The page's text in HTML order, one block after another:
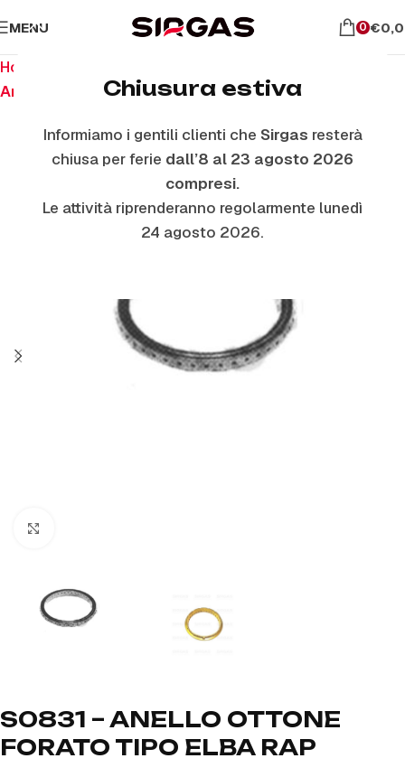
Chiusura estiva
Informiamo i gentili clienti che Sirgas resterà
chiusa per ferie dall’8 al 23 agosto 2026
compresi.
Le attività riprenderanno regolarmente lunedì
24 agosto 2026.
MENU 0 €
Home
Anelli E Piattelli Smaltati
ESAURITO
S0831 – ANELLO OTTONE
FORATO TIPO ELBA RAP